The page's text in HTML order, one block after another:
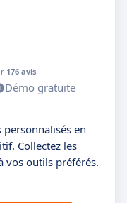
176 avis
Démo gratuite
personnalisés en
Collectez les
vos outils préférés.